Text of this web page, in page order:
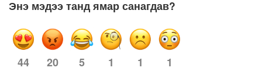
Энэ мэдээ танд ямар санагдав?
44 20 5 1 1 1